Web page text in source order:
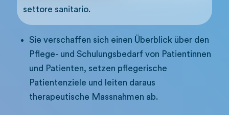
settore sanitario.
Sie verschaffen sich einen Überblick über den
Pflege- und Schulungsbedarf von Patientinnen
und Patienten, setzen pflegerische
Patientenziele und leiten daraus
therapeutische Massnahmen ab.